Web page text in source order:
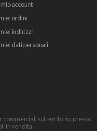
mio account
ordini
indirizzi
dati personali
commerciali sul territorio, presso
in vendita.